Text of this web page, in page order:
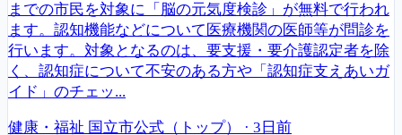
までの市民を対象に「脳の元気度検診」が無料で行われ
ます。認知機能などについて医療機関の医師等が問診を
行います。対象となるのは、要支援・要介護認定者を除
く、認知症について不安のある方や「認知症支えあいガ
イド」のチェッ...
健康・福祉 国立市公式（トップ） · 3日前